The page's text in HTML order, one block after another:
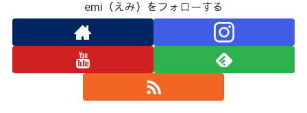
emi（えみ）をフォローする